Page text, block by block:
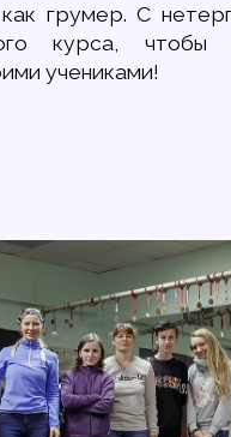
как грумер. С
курса, чтобы
учениками!